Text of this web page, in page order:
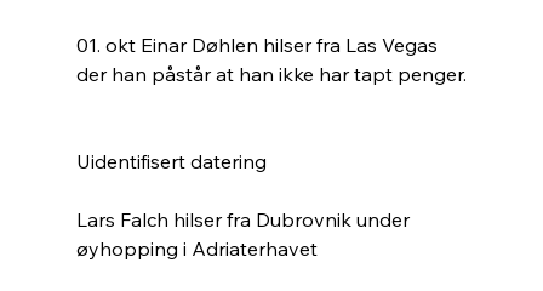
01. okt Einar Døhlen hilser fra Las Vegas
der han påstår at han ikke har tapt penger.
Uidentifisert datering
Lars Falch hilser fra Dubrovnik under
øyhopping i Adriaterhavet